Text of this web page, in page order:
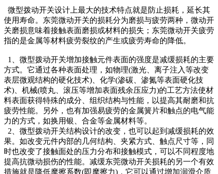
微型拨动开关设计上最大的技术特点就是防止损耗，延长其
使用寿命。东莞微动开关的损耗分为磨损与疲劳两种，微动开
关磨损意味着接触表面磨损或材料的损失；东莞微动开关疲劳
指的是金属等材料疲劳裂纹的产生或疲劳寿命的降低。
1、微型拨动开关增加接触元件表面的强度是减缓损耗的主要
方式。它通过各种表面处理，如物理(激光、离子注入等改变
表层微观结构的硬化技术)、化学(渗碳、渗氮等表面硬化技
术)、机械(喷丸、滚压等增加表面残余压应力)的工艺方法使材
料表面获得特殊的成分、组织结构与性能，以提高其耐磨和抗
疲劳性能。另外，也有加强易疲劳的金属簧片和触点的电气能
力的方式，如换用银、合金等金属材料等。
2、微型拨动开关结构设计的改变，也可以起到减缓损耗的效
果。如改变元件内部的几何结构、夹紧方式、触点尺寸等，同
时也改变了接触面处的压力分布和接触模式，可以不同程度地
提高抗微动损伤的性能。减缓东莞微动开关损耗的另一个有效
措施就是降低摩擦系数(即摩擦力)，它可以通过增加润滑介质